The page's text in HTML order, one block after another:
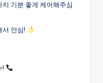
지 기분 좋게 케어해주심
서 안심!
!